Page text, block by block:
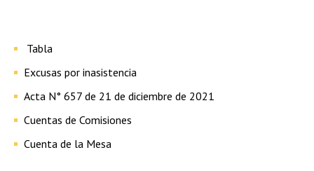
Tabla
Excusas por inasistencia
Acta N° 657 de 21 de diciembre de 2021
Cuentas de Comisiones
Cuenta de la Mesa